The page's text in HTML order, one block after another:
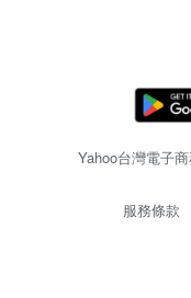
Yahoo台灣電子
服務條款